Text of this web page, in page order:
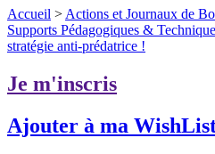
Accueil > Actions et Journaux de
Supports Pédagogiques &
stratégie anti-prédatrice !
Je m'inscris
Ajouter à ma